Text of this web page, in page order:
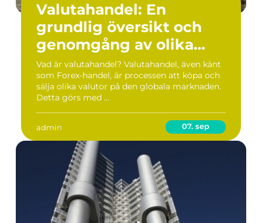
Valutahandel: En
grundlig översikt och
genomgång av olika
typer och fördelar
Vad är valutahandel? Valutahandel, även känt
som Forex-handel, är processen att köpa och
sälja olika valutor på den globala marknaden.
Detta görs med ...
admin 07. sep